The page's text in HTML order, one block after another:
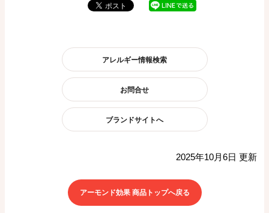
アレルギー情報検索
お問合せ
ブランドサイトへ
2025年10月6日 更新
アーモンド効果 商品トップへ戻る